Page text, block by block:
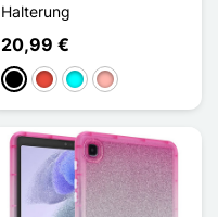
Halterung
20,99 €
Schwarz
Rot CyanRoségold